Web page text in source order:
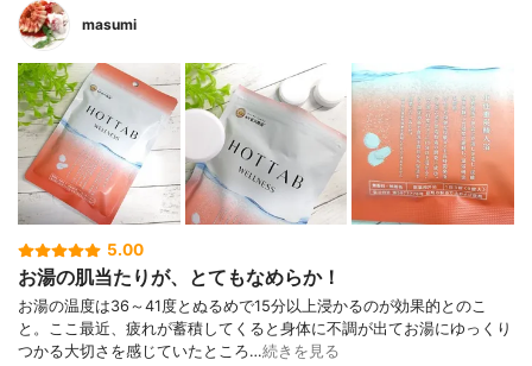
masumi
5.00
お湯の肌当たりが、とてもなめらか！
お湯の温度は36～41度とぬるめで15分以上浸かるのが効果的とのこ
と。ここ最近、疲れが蓄積してくると身体に不調が出てお湯にゆっくり
つかる大切さを感じていたところ…続きを見る